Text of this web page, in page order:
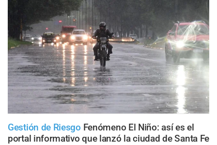
Gestión de Riesgo Fenómeno El Niño: así es el
portal informativo que lanzó la ciudad de Santa Fe